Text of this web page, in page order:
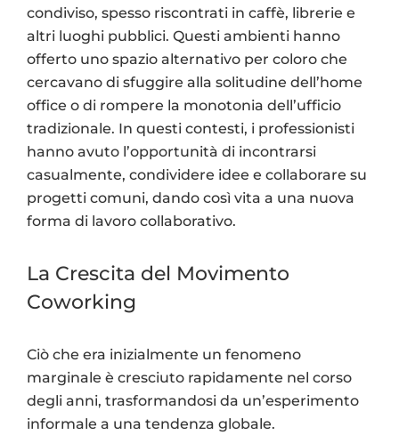
condiviso, spesso riscontrati in caffè, librerie e
altri luoghi pubblici. Questi ambienti hanno
offerto uno spazio alternativo per coloro che
cercavano di sfuggire alla solitudine dell’home
office o di rompere la monotonia dell’ufficio
tradizionale. In questi contesti, i professionisti
hanno avuto l’opportunità di incontrarsi
casualmente, condividere idee e collaborare su
progetti comuni, dando così vita a una nuova
forma di lavoro collaborativo.
La Crescita del Movimento
Coworking
Ciò che era inizialmente un fenomeno
marginale è cresciuto rapidamente nel corso
degli anni, trasformandosi da un’esperimento
informale a una tendenza globale.